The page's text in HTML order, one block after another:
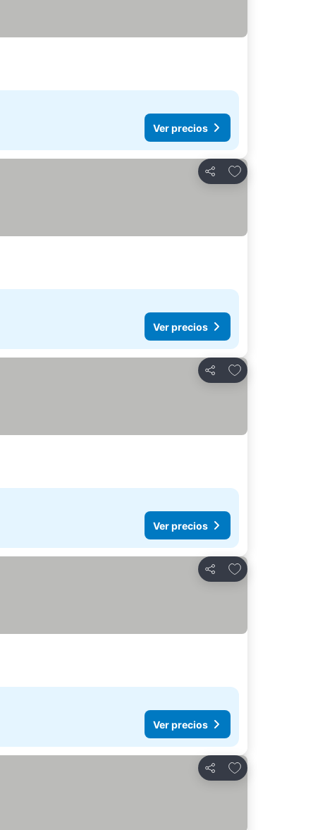
Ver precios
Compartir
Agregar a favoritos
Ver precios
Compartir
Agregar a favoritos
Ver precios
Compartir
Agregar a favoritos
Ver precios
Compartir
Agregar a favoritos